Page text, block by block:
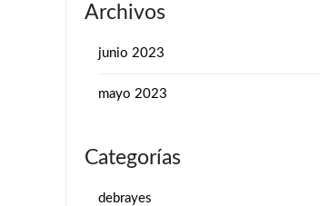
Archivos
junio 2023
mayo 2023
Categorías
debrayes